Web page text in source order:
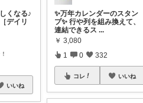
くなる♪
デイリ
いいね
✨万年カレンダーのスタン
プ✨ 行や列を組み換えて、
連結できるス ...
￥ 3,080
1 0 332
コレ いいね